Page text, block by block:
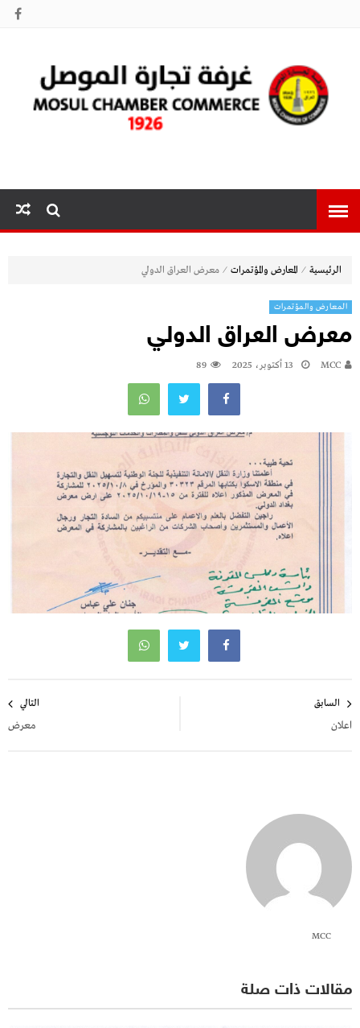
الموصل
الرئيسية ⁄ المعارض والمؤتمرات ⁄ معرض العراق الدولي
المعارض والمؤتمرات
معرض العراق الدولي
MCC 13 أكتوبر، 2025 89
المقالات
السابق
اعلان
التالي
معرض
MCC
مقالات ذات صلة